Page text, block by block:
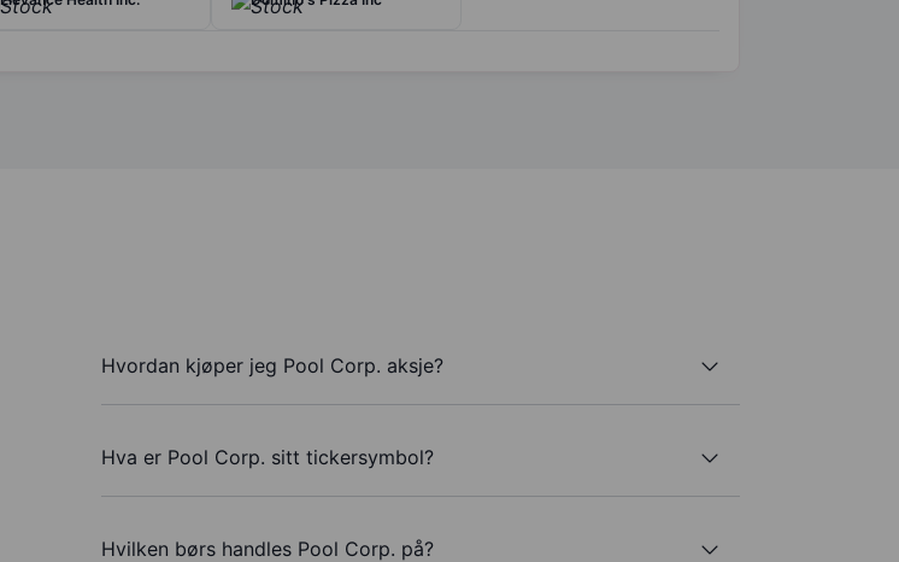
Hvordan kjøper jeg Pool Corp. aksje?
Hva er Pool Corp. sitt tickersymbol?
Hvilken børs handles Pool Corp. på?